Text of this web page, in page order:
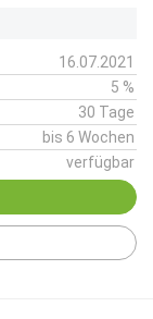
16.07.2021
5 %
30 Tage
bis 6 Wochen
verfügbar